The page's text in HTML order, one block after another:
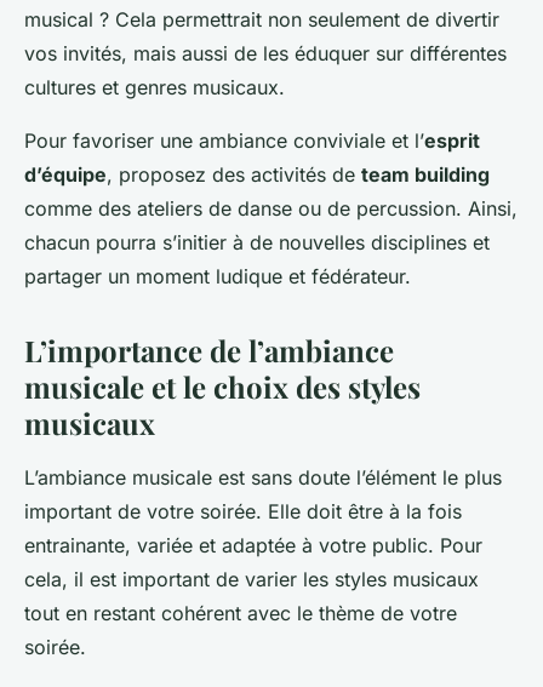
musical ? Cela permettrait non seulement de divertir
vos invités, mais aussi de les éduquer sur différentes
cultures et genres musicaux.
Pour favoriser une ambiance conviviale et l’esprit
d’équipe, proposez des activités de team building
comme des ateliers de danse ou de percussion. Ainsi,
chacun pourra s’initier à de nouvelles disciplines et
partager un moment ludique et fédérateur.
L’importance de l’ambiance
musicale et le choix des styles
musicaux
L’ambiance musicale est sans doute l’élément le plus
important de votre soirée. Elle doit être à la fois
entrainante, variée et adaptée à votre public. Pour
cela, il est important de varier les styles musicaux
tout en restant cohérent avec le thème de votre
soirée.